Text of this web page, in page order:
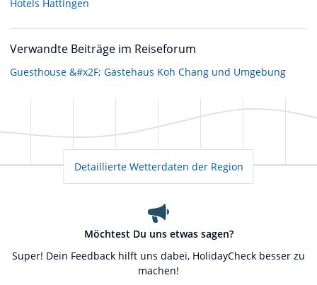
Hotels Hattingen
Verwandte Beiträge im Reiseforum
Guesthouse &#x2F; Gästehaus Koh Chang und Umgebung
Detaillierte Wetterdaten der Region
Möchtest Du uns etwas sagen?
Super! Dein Feedback hilft uns dabei, HolidayCheck besser zu
machen!